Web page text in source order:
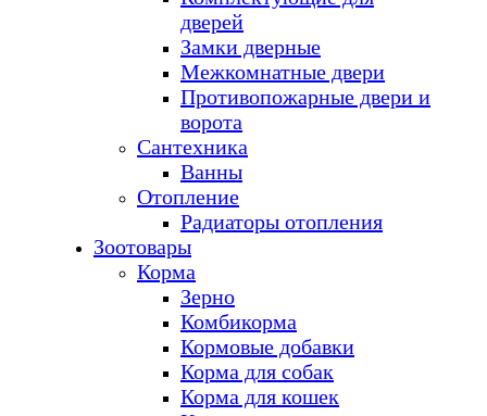
дверей
Замки дверные
Межкомнатные двери
Противопожарные двери и
ворота
Сантехника
Ванны
Отопление
Радиаторы отопления
Зоотовары
Корма
Зерно
Комбикорма
Кормовые добавки
Корма для собак
Корма для кошек